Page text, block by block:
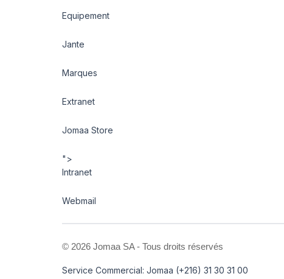
Equipement
Jante
Marques
Extranet
Jomaa Store
">
Intranet
Webmail
© 2026 Jomaa SA - Tous droits réservés
Service Commercial: Jomaa (+216) 31 30 31 00